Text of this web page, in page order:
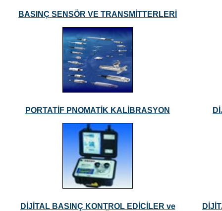
BASINÇ SENSÖR VE TRANSMİTTERLERİ
PORTATİF PNOMATİK KALİBRASYON
DİJİTAL BASINÇ KONTROL EDİCİLER ve